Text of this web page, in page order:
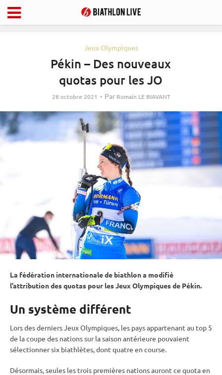
Jeux Olympiques
Pékin – Des nouveaux
quotas pour les JO
28 octobre 2021 Par Romain LE BIAVANT
La fédération internationale de biathlon a modifié
l’attribution des quotas pour lesJeux Olympiquesde Pékin.
Un système différent
Lors des derniersJeux Olympiques, les pays appartenant au top 5
de la coupe des nations sur la saison antérieure pouvaient
sélectionner six biathlètes, dont quatre en course.
Désormais, seules les trois premières nations auront ce quota en